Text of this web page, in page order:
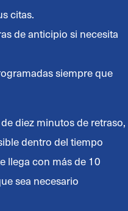
citas.
de anticipio si necesita
siempre que
diez minutos de retraso,
dentro del tiempo
llega con más de 10
sea necesario